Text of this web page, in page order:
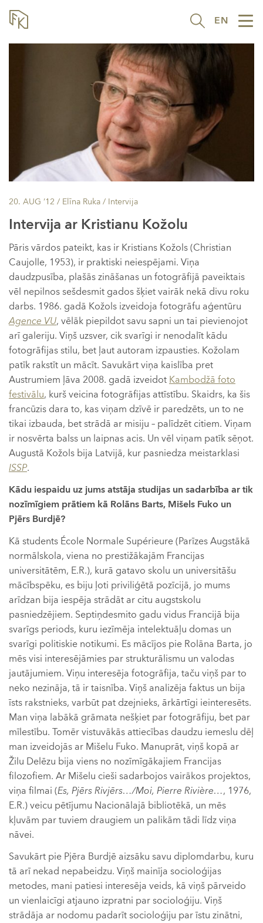
EN
20. AUG ’12 / Elīna Ruka / Intervija
Intervija ar Kristianu Kožolu
Pāris vārdos pateikt, kas ir Kristians Kožols (Christian
Caujolle, 1953), ir praktiski neiespējami. Viņa
daudzpusība, plašās zināšanas un fotogrāfijā paveiktais
vēl nepilnos sešdesmit gados šķiet vairāk nekā divu roku
darbs. 1986. gadā Kožols izveidoja fotogrāfu aģentūru
Agence VU, vēlāk piepildot savu sapni un tai pievienojot
arī galeriju. Viņš uzsver, cik svarīgi ir nenodalīt kādu
fotogrāfijas stilu, bet ļaut autoram izpausties. Kožolam
patīk rakstīt un mācīt. Savukārt viņa kaislība pret
Austrumiem ļāva 2008. gadā izveidot Kambodžā foto
festivālu, kurš veicina fotogrāfijas attīstību. Skaidrs, ka šis
francūzis dara to, kas viņam dzīvē ir paredzēts, un to ne
tikai izbauda, bet strādā ar misiju – palīdzēt citiem. Viņam
ir nosvērta balss un laipnas acis. Un vēl viņam patīk sēņot.
Augustā Kožols bija Latvijā, kur pasniedza meistarklasi
ISSP.
Kādu iespaidu uz jums atstāja studijas un sadarbība ar tik
nozīmīgiem prātiem kā Rolāns Barts, Mišels Fuko un
Pjērs Burdjē?
Kā students École Normale Supérieure (Parīzes Augstākā
normālskola, viena no prestižākajām Francijas
universitātēm, E.R.), kurā gatavo skolu un universitāšu
mācībspēku, es biju ļoti priviliģētā pozīcijā, jo mums
arīdzan bija iespēja strādāt ar citu augstskolu
pasniedzējiem. Septiņdesmito gadu vidus Francijā bija
svarīgs periods, kuru iezīmēja intelektuāļu domas un
svarīgi politiskie notikumi. Es mācījos pie Rolāna Barta, jo
mēs visi interesējāmies par strukturālismu un valodas
jautājumiem. Viņu interesēja fotogrāfija, taču viņš par to
neko nezināja, tā ir taisnība. Viņš analizēja faktus un bija
īsts rakstnieks, varbūt pat dzejnieks, ārkārtīgi ieinteresēts.
Man viņa labākā grāmata nešķiet par fotogrāfiju, bet par
mīlestību. Tomēr vistuvākās attiecības daudzu iemeslu dēļ
man izveidojās ar Mišelu Fuko. Manuprāt, viņš kopā ar
Žilu Delēzu bija viens no nozīmīgākajiem Francijas
filozofiem. Ar Mišelu cieši sadarbojos vairākos projektos,
viņa filmai (Es, Pjērs Rivjērs…/Moi, Pierre Rivière…, 1976,
E.R.) veicu pētījumu Nacionālajā bibliotēkā, un mēs
kļuvām par tuviem draugiem un palikām tādi līdz viņa
nāvei.
Savukārt pie Pjēra Burdjē aizsāku savu diplomdarbu, kuru
tā arī nekad nepabeidzu. Viņš mainīja socioloģijas
metodes, mani patiesi interesēja veids, kā viņš pārveido
un vienlaicīgi atjauno izpratni par socioloģiju. Viņš
strādāja ar nodomu padarīt socioloģiju par īstu zinātni,